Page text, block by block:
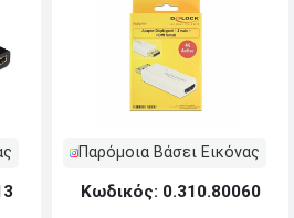
Παρόμοια Βάσει Εικόνας
Κωδικός: 0.310.80060